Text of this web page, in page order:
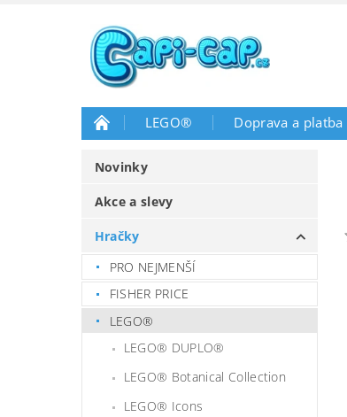
LEGO® Doprava a platba
Novinky
Akce a slevy
Hračky
PRO NEJMENŠÍ
FISHER PRICE
LEGO®
LEGO® DUPLO®
LEGO® Botanical Collection
LEGO® Icons